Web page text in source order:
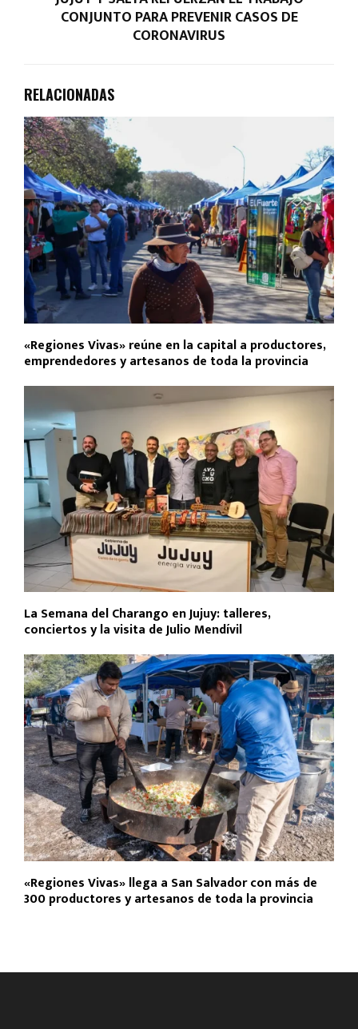
CONJUNTO PARA PREVENIR CASOS DE
CORONAVIRUS
RELACIONADAS
«Regiones Vivas» reúne en la capital a productores,
emprendedores y artesanos de toda la provincia
La Semana del Charango en Jujuy: talleres,
conciertos y la visita de Julio Mendívil
«Regiones Vivas» llega a San Salvador con más de
300 productores y artesanos de toda la provincia